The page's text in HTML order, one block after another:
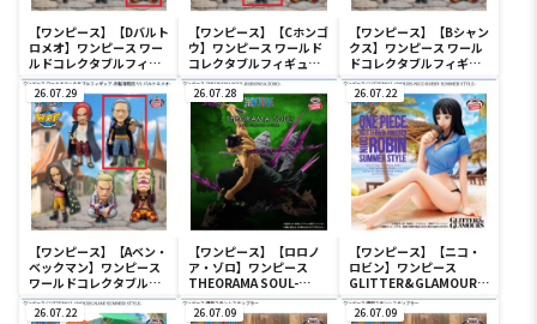
【ワンピース】【Dバルト
ロメオ】ワンピース ワー
ルドコレクタブルフィギ
ュア-赤髪海賊団 VS バル
トロメオ-
【ワンピース】【Cホンゴ
ウ】ワンピース ワールド
コレクタブルフィギュア-
赤髪海賊団 VS バルトロメ
オ-
【ワンピース】【Bシャン
クス】ワンピース ワール
ドコレクタブルフィギュ
ア-赤髪海賊団 VS バルト
ロメオ-
26.07.29
【ワンピース】【Aベン・
ベックマン】ワンピース
ワールドコレクタブルフ
ィギュア-赤髪海賊団 VS
バルトロメオ-
26.07.28
【ワンピース】【ロロノ
ア・ゾロ】ワンピース
THEORAMA SOUL-
RORONOA ZORO-
26.07.22
【ワンピース】【ニコ・
ロビン】ワンピース
GLITTER&GLAMOURS
-NICO ROBIN SUMMER
STYLE-
26.07.22 26.07.09 26.07.09